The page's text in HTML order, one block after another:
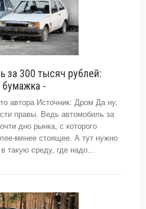
за 300 тысяч рублей:
бумажка -
автора Источник: Дром Да ну,
правы. Ведь автомобиль за
дно рынка, с которого
менее стоящее. А тут нужно
в такую среду, где надо...